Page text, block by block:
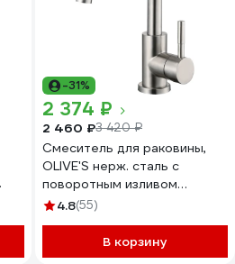
-31%
2 374 ₽
2 460 ₽3 420 ₽
Смеситель для раковины,
OLIVE'S нерж. сталь с
поворотным изливом
BALEAR, 13105BL
4.8(55)
В корзину